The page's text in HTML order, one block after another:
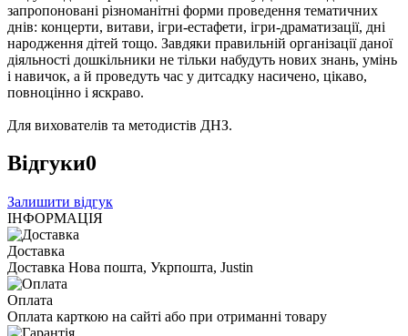
запропоновані різноманітні форми проведення тематичних
днів: концерти, витави, ігри-естафети, ігри-драматизації, дні
народження дітей тощо. Завдяки правильній організації даної
діяльності дошкільники не тільки набудуть нових знань, умінь
і навичок, а й проведуть час у дитсадку насичено, цікаво,
повноцінно і яскраво.
Для вихователів та методистів ДНЗ.
Відгуки0
Залишити відгук
ІНФОРМАЦІЯ
Доставка
Доставка Нова пошта, Укрпошта, Justin
Оплата
Оплата карткою на сайті або при отриманні товару